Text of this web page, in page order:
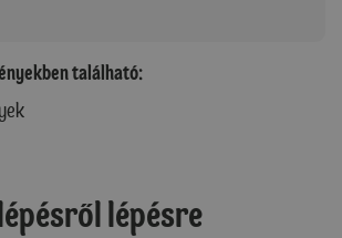
található:
lépésre